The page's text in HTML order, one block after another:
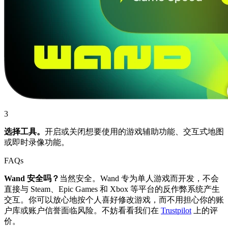
3
选择工具。 开启或关闭想要使用的游戏辅助功能、交互式地图
或即时录像功能。
FAQs
Wand 安全吗？ 当然安全。Wand 专为单人游戏而开发，不会
直接与 Steam、Epic Games 和 Xbox 等平台的反作弊系统产生
交互。你可以放心地按个人喜好修改游戏，而不用担心你的账
户库或账户信誉面临风险。不妨看看我们在 Trustpilot 上的评
价。